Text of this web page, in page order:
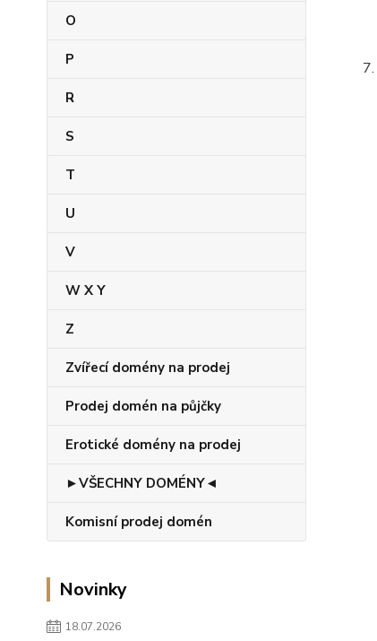
O
P
R
S
T
U
V
W X Y
Z
Zvířecí domény na prodej
Prodej domén na půjčky
Erotické domény na prodej
►VŠECHNY DOMÉNY◄
Komisní prodej domén
Novinky
18.07.2026